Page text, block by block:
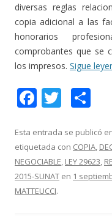
diversas reglas
copia adicional a las
honorarios
comprobantes que se
los impresos. Sigue
F
e
b
o
o
T
itt
er
m
p
ar
Esta entrada se publicó
etiquetada con COPIA,
NEGOCIABLE, LEY 29623,
2015-SUNAT en 1
MATTEUCCI.